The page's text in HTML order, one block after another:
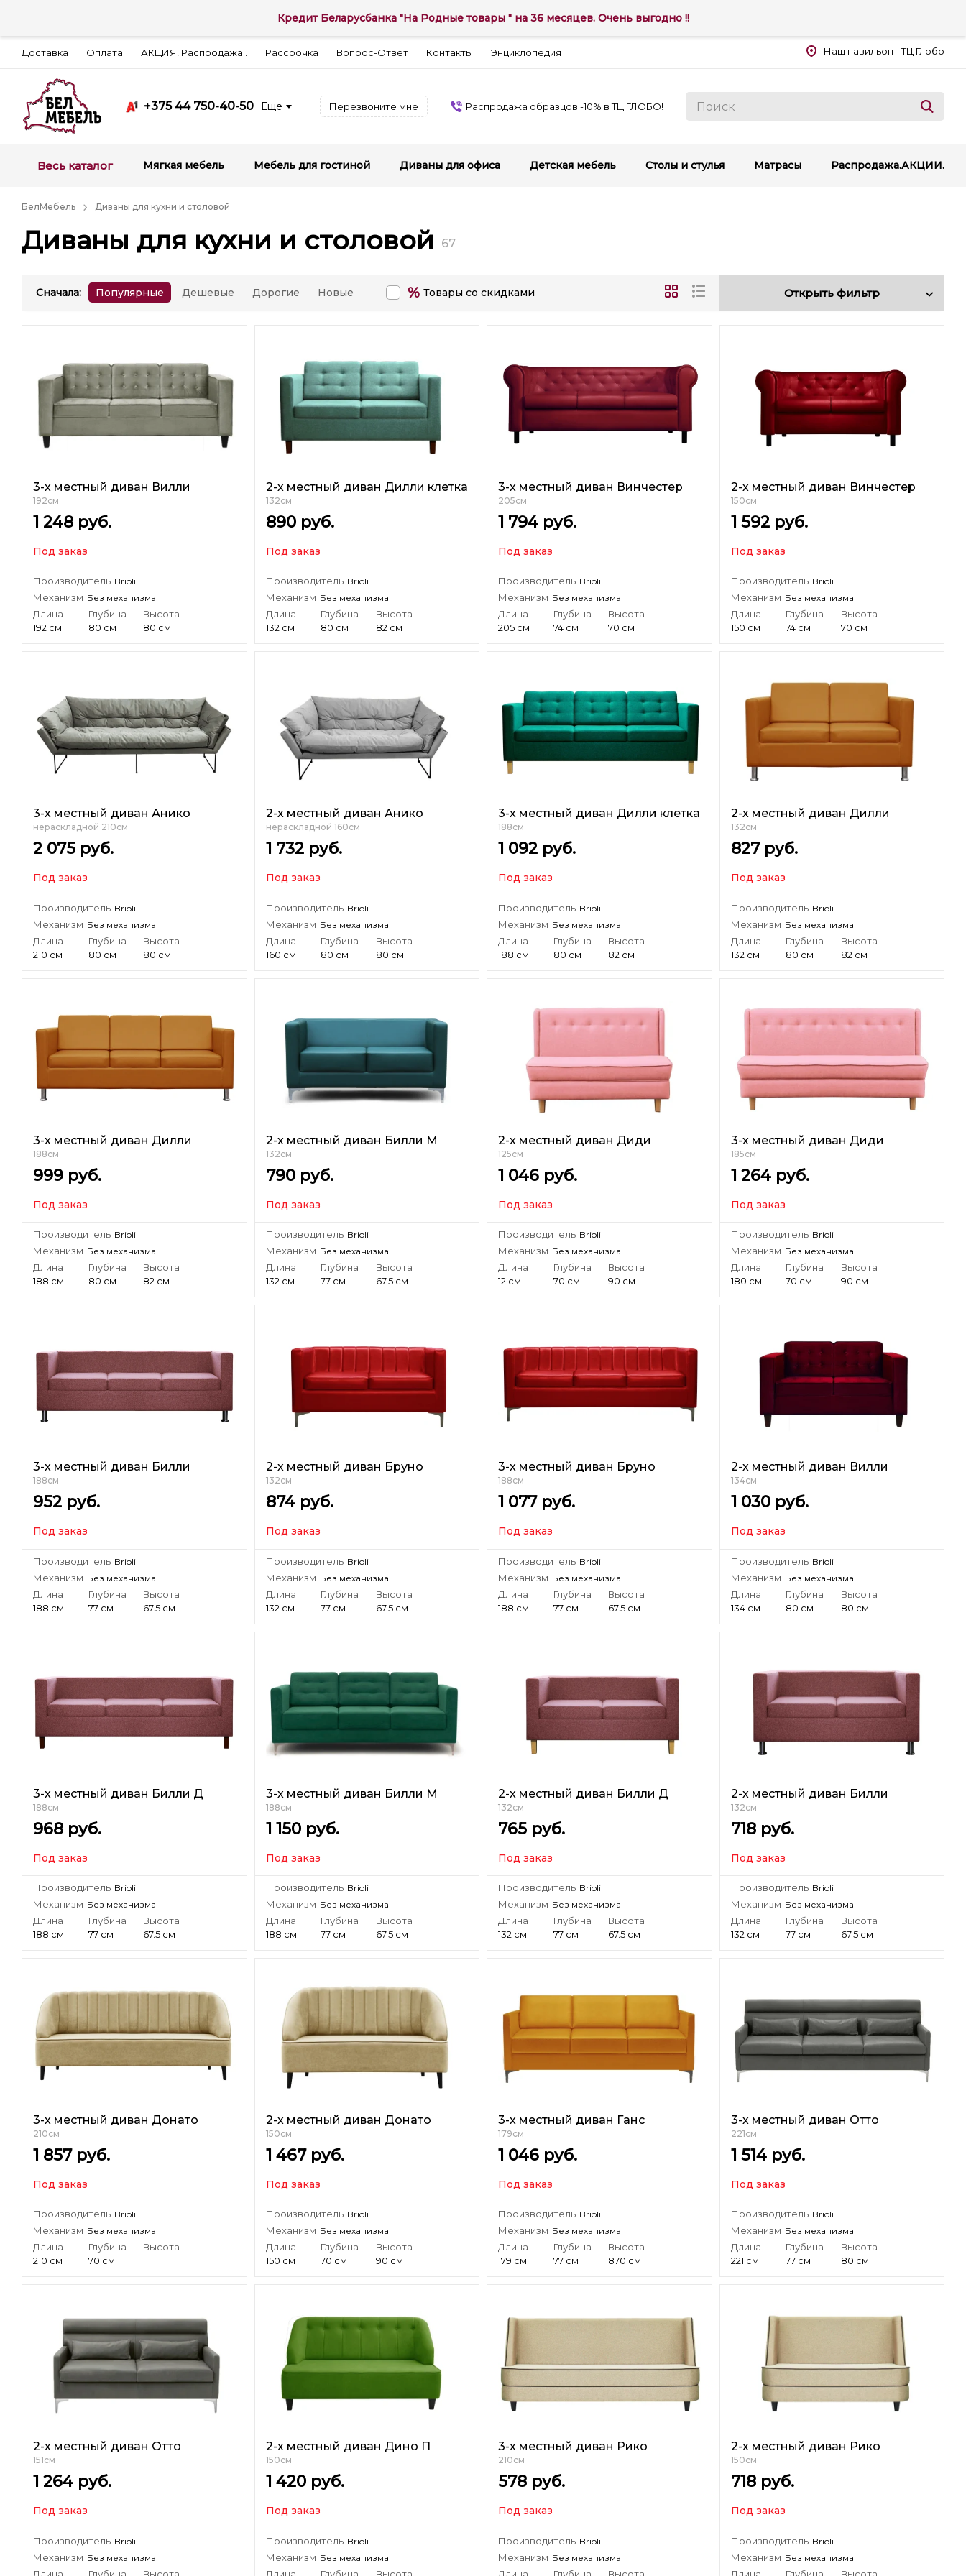
Доставка Оплата АКЦИЯ! Распродажа . Рассрочка Вопрос-Ответ Контакты Энциклопедия Наш павильон - ТЦ Глобо
+375 44 750-40-50 Еще Перезвоните мне Распродажа образцов -10% в ТЦ ГЛОБО!
Весь каталог Мягкая мебель Мебель для гостиной Диваны для офиса Детская мебель Столы и стулья Матрасы Распродажа.АКЦИИ.
БелМебель Диваны для кухни и столовой
Диваны для кухни и столовой 67
Сначала: Популярные Дешевые Дорогие Новые % Товары со скидками Открыть фильтр
3-х местный диван Вилли
192см
1 248 руб.
Под заказ
Производитель Brioli
Механизм Без механизма
Длина
192 см
Глубина
80 см
Высота
80 см
2-х местный диван Дилли клетка
132см
890 руб.
Под заказ
Производитель Brioli
Механизм Без механизма
Длина
132 см
Глубина
80 см
Высота
82 см
3-х местный диван Винчестер
205см
1 794 руб.
Под заказ
Производитель Brioli
Механизм Без механизма
Длина
205 см
Глубина
74 см
Высота
70 см
2-х местный диван Винчестер
150см
1 592 руб.
Под заказ
Производитель Brioli
Механизм Без механизма
Длина
150 см
Глубина
74 см
Высота
70 см
3-х местный диван Анико
нераскладной 210см
2 075 руб.
Под заказ
Производитель Brioli
Механизм Без механизма
Длина
210 см
Глубина
80 см
Высота
80 см
2-х местный диван Анико
нераскладной 160см
1 732 руб.
Под заказ
Производитель Brioli
Механизм Без механизма
Длина
160 см
Глубина
80 см
Высота
80 см
3-х местный диван Дилли клетка
188см
1 092 руб.
Под заказ
Производитель Brioli
Механизм Без механизма
Длина
188 см
Глубина
80 см
Высота
82 см
2-х местный диван Дилли
132см
827 руб.
Под заказ
Производитель Brioli
Механизм Без механизма
Длина
132 см
Глубина
80 см
Высота
82 см
3-х местный диван Дилли
188см
999 руб.
Под заказ
Производитель Brioli
Механизм Без механизма
Длина
188 см
Глубина
80 см
Высота
82 см
2-х местный диван Билли М
132см
790 руб.
Под заказ
Производитель Brioli
Механизм Без механизма
Длина
132 см
Глубина
77 см
Высота
67.5 см
2-х местный диван Диди
125см
1 046 руб.
Под заказ
Производитель Brioli
Механизм Без механизма
Длина
12 см
Глубина
70 см
Высота
90 см
3-х местный диван Диди
185см
1 264 руб.
Под заказ
Производитель Brioli
Механизм Без механизма
Длина
180 см
Глубина
70 см
Высота
90 см
3-х местный диван Билли
188см
952 руб.
Под заказ
Производитель Brioli
Механизм Без механизма
Длина
188 см
Глубина
77 см
Высота
67.5 см
2-х местный диван Бруно
132см
874 руб.
Под заказ
Производитель Brioli
Механизм Без механизма
Длина
132 см
Глубина
77 см
Высота
67.5 см
3-х местный диван Бруно
188см
1 077 руб.
Под заказ
Производитель Brioli
Механизм Без механизма
Длина
188 см
Глубина
77 см
Высота
67.5 см
2-х местный диван Вилли
134см
1 030 руб.
Под заказ
Производитель Brioli
Механизм Без механизма
Длина
134 см
Глубина
80 см
Высота
80 см
3-х местный диван Билли Д
188см
968 руб.
Под заказ
Производитель Brioli
Механизм Без механизма
Длина
188 см
Глубина
77 см
Высота
67.5 см
3-х местный диван Билли М
188см
1 150 руб.
Под заказ
Производитель Brioli
Механизм Без механизма
Длина
188 см
Глубина
77 см
Высота
67.5 см
2-х местный диван Билли Д
132см
765 руб.
Под заказ
Производитель Brioli
Механизм Без механизма
Длина
132 см
Глубина
77 см
Высота
67.5 см
2-х местный диван Билли
132см
718 руб.
Под заказ
Производитель Brioli
Механизм Без механизма
Длина
132 см
Глубина
77 см
Высота
67.5 см
3-х местный диван Донато
210см
1 857 руб.
Под заказ
Производитель Brioli
Механизм Без механизма
Длина
210 см
Глубина
70 см
Высота
2-х местный диван Донато
150см
1 467 руб.
Под заказ
Производитель Brioli
Механизм Без механизма
Длина
150 см
Глубина
70 см
Высота
90 см
3-х местный диван Ганс
179см
1 046 руб.
Под заказ
Производитель Brioli
Механизм Без механизма
Длина
179 см
Глубина
77 см
Высота
870 см
3-х местный диван Отто
221см
1 514 руб.
Под заказ
Производитель Brioli
Механизм Без механизма
Длина
221 см
Глубина
77 см
Высота
80 см
2-х местный диван Отто
151см
1 264 руб.
Под заказ
Производитель Brioli
Механизм Без механизма
Длина Глубина Высота
2-х местный диван Дино П
150см
1 420 руб.
Под заказ
Производитель Brioli
Механизм Без механизма
Длина Глубина Высота
3-х местный диван Рико
210см
578 руб.
Под заказ
Производитель Brioli
Механизм Без механизма
Длина Глубина Высота
2-х местный диван Рико
150см
718 руб.
Под заказ
Производитель Brioli
Механизм Без механизма
Длина Глубина Высота
Кредит Беларусбанка "На Родные товары " на 36 месяцев. Очень выгодно !!